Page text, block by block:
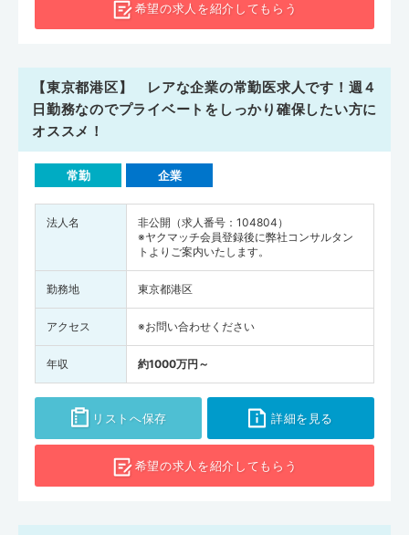
希望の求人を紹介してもらう
【東京都港区】 レアな企業の常勤医求人です！週４
日勤務なのでプライベートをしっかり確保したい方に
オススメ！
常勤 企業
法人名
非公開（求人番号：104804）
※ヤクマッチ会員登録後に弊社コンサルタン
トよりご案内いたします。
勤務地 東京都港区
アクセス ※お問い合わせください
年収 約1000万円～
リストへ保存 詳細を見る
希望の求人を紹介してもらう